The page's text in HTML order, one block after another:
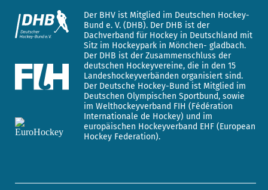
Der BHV ist Mitglied im Deutschen Hockey-
Bund e. V. (DHB). Der DHB ist der
Dachverband für Hockey in Deutschland mit
Sitz im Hockeypark in Mönchen- gladbach.
Der DHB ist der Zusammenschluss der
deutschen Hockeyvereine, die in den 15
Landeshockeyverbänden organisiert sind.
Der Deutsche Hockey-Bund ist Mitglied im
Deutschen Olympischen Sportbund, sowie
im Welthockeyverband FIH (Fédération
Internationale de Hockey) und im
europäischen Hockeyverband EHF (European
Hockey Federation).